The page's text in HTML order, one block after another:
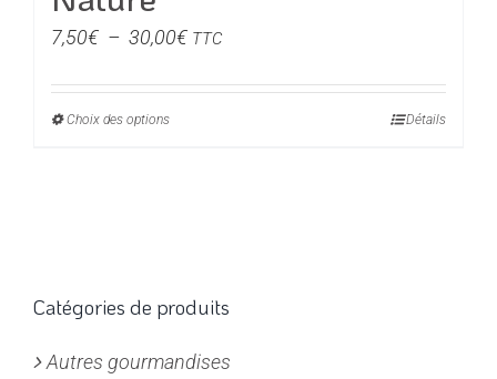
7,50€ – 30,00€Plage
prix :
TTC
Choix des optionsCe
options
être
Détails
Catégories de produits
Autres gourmandises